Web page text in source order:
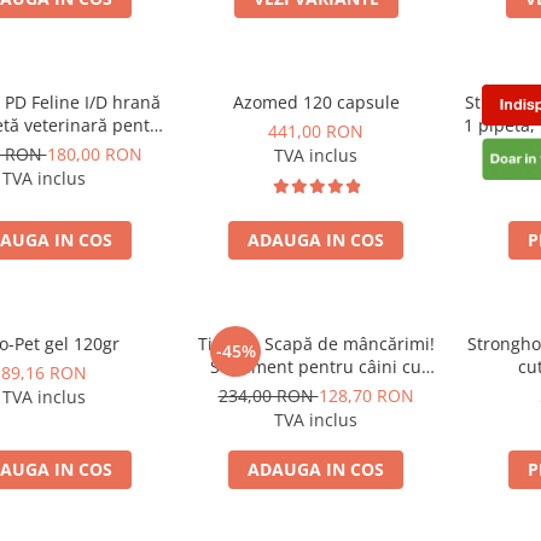
Feline I/D hrană
veterinară pentru
probleme digestive
RON180,00 RON
TVA inclus
IN COS
Azomed 120 capsule
441,00 RON
TVA inclus
ADAUGA IN COS
1 pipetă,
si
Pet gel 120gr
89,16 RON
TVA inclus
IN COS
-45%
Tipaw – Scapă de mâncărimi!
Supliment pentru câini cu
probleme de piele, 60 de
comprimate masticabile moi
234,00 RON128,70 RON
TVA inclus
ADAUGA IN COS